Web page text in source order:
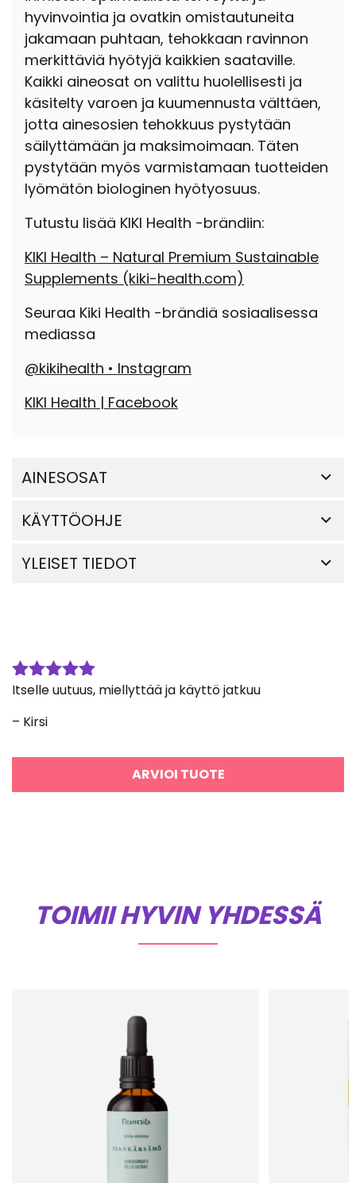
hyvinvointia ja ovatkin omistautuneita
jakamaan puhtaan, tehokkaan ravinnon
merkittäviä hyötyjä kaikkien saataville.
Kaikki aineosat on valittu huolellisesti ja
käsitelty varoen ja kuumennusta välttäen,
jotta ainesosien tehokkuus pystytään
säilyttämään ja maksimoimaan. Täten
pystytään myös varmistamaan tuotteiden
lyömätön biologinen hyötyosuus.
Tutustu lisää KIKI Health -brändiin:
KIKI Health – Natural Premium Sustainable
Supplements (kiki-health.com)
Seuraa Kiki Health -brändiä sosiaalisessa
mediassa
@kikihealth • Instagram
KIKI Health | Facebook
AINESOSAT
KÄYTTÖOHJE
YLEISET TIEDOT
Arvostelu
5 / 5
Itselle uutuus, miellyttää ja käyttö jatkuu
– Kirsi
ARVIOI TUOTE
TOIMII HYVIN YHDESSÄ